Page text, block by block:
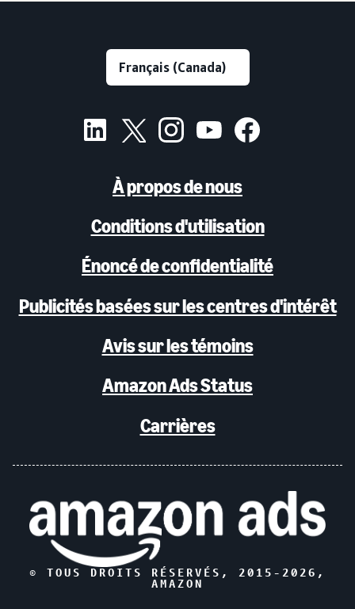
À propos de nous
Conditions d'utilisation
Énoncé de confidentialité
Publicités basées sur les centres d'intérêt
Avis sur les témoins
Amazon Ads Status
Carrières
© TOUS DROITS RÉSERVÉS, 2015- 2026 ,
AMAZON